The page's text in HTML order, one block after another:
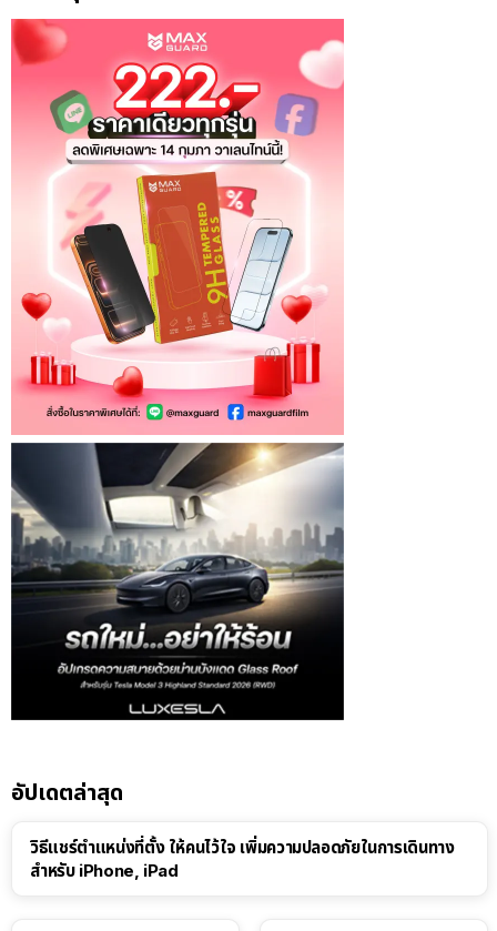
อัปเดตล่าสุด
วิธีแชร์ตำแหน่งที่ตั้ง ให้คนไว้ใจ เพิ่มความปลอดภัยในการเดินทาง
สำหรับ iPhone, iPad